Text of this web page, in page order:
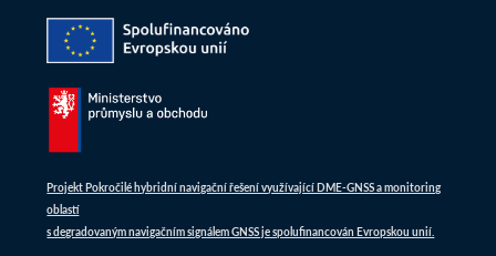
Projekt Pokročilé hybridní navigační řešení využívající DME-GNSS a monitoring
oblastí
s degradovaným navigačním signálem GNSS je spolufinancován Evropskou unií.